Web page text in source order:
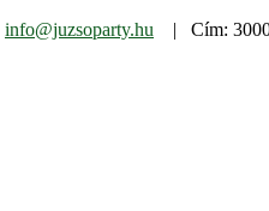
info@juzsoparty.hu | Cím: 3000